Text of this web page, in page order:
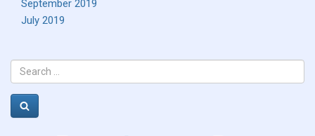
September 2019
July 2019
Search
for: